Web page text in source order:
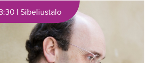
| Sibeliustalo